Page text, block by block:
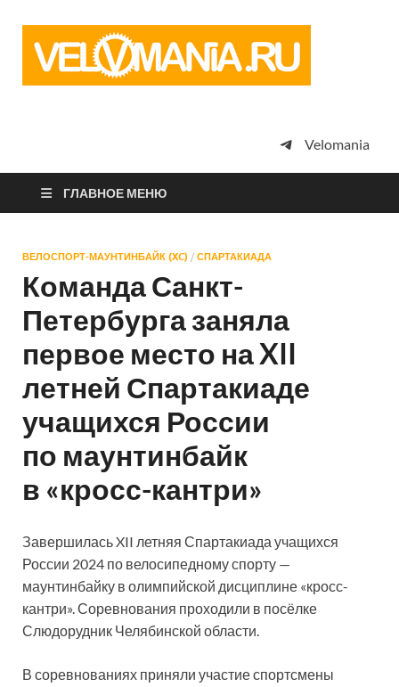
просто
Velomania
ГЛАВНОЕ МЕНЮ
ВЕЛОСПОРТ-МАУНТИНБАЙК (XC) / СПАРТАКИАДА
Команда Санкт-
Петербурга заняла
первое место на XII
летней Спартакиаде
учащихся России
по маунтинбайк
в «кросс-кантри»
Завершилась XII летняя Спартакиада учащихся
России 2024 по велосипедному спорту —
маунтинбайку в олимпийской дисциплине «кросс-
кантри». Соревнования проходили в посёлке
Слюдорудник Челябинской области.
В соревнованиях приняли участие спортсмены